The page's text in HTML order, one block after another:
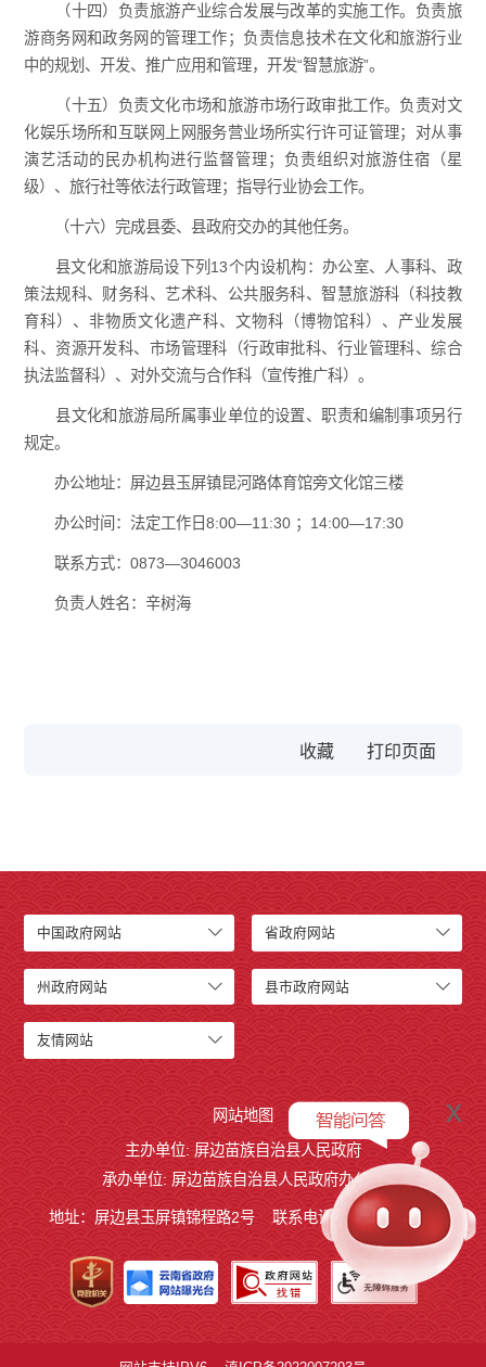
（十四）负责旅游产业综合发展与改革的实施工作。负责旅
游商务网和政务网的管理工作；负责信息技术在文化和旅游行业
中的规划、开发、推广应用和管理，开发“智慧旅游”。
（十五）负责文化市场和旅游市场行政审批工作。负责对文
化娱乐场所和互联网上网服务营业场所实行许可证管理；对从事
演艺活动的民办机构进行监督管理；负责组织对旅游住宿（星
级）、旅行社等依法行政管理；指导行业协会工作。
（十六）完成县委、县政府交办的其他任务。
县文化和旅游局设下列13个内设机构：办公室、人事科、政
策法规科、财务科、艺术科、公共服务科、智慧旅游科（科技教
育科）、非物质文化遗产科、文物科（博物馆科）、产业发展
科、资源开发科、市场管理科（行政审批科、行业管理科、综合
执法监督科）、对外交流与合作科（宣传推广科）。
县文化和旅游局所属事业单位的设置、职责和编制事项另行
规定。
办公地址：屏边县玉屏镇昆河路体育馆旁文化馆三楼
办公时间：法定工作日8:00—11:30 ；14:00—17:30
联系方式：0873—3046003
负责人姓名：辛树海
收藏
中国政府网站 省政府网站
州政府网站 县市政府网站
友情网站
网站地图
主办单位: 屏边苗族自治县人民政府
承办单位: 屏边苗族自治县人民政府办公室
地址：屏边县玉屏镇锦程路2号 联系电话:0873-3221803
x